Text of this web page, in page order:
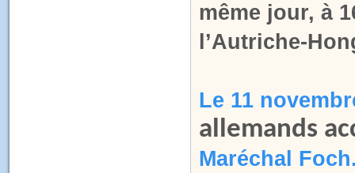
même jour, à
l’Autriche-
Le 11
allemands
Maréchal